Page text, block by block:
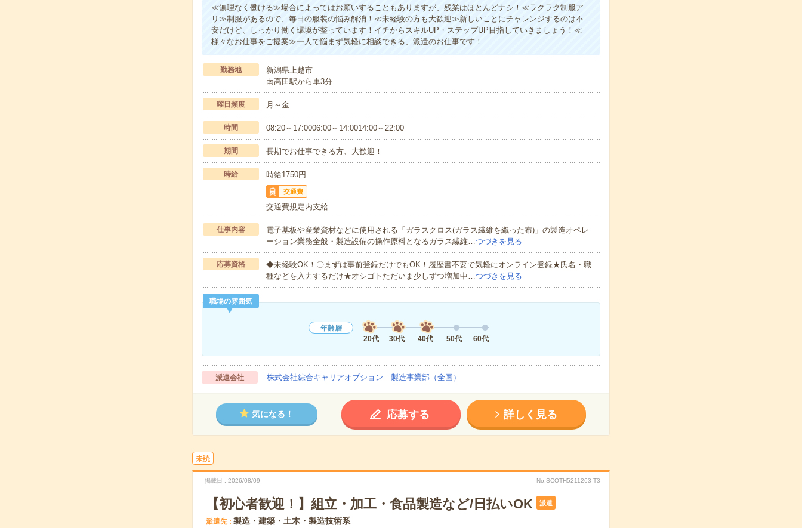
≪無理なく働ける≫場合によってはお願いすることもありますが、残業はほとんどナシ！≪ラクラク制服ア
リ≫制服があるので、毎日の服装の悩み解消！≪未経験の方も大歓迎≫新しいことにチャレンジするのは不
安だけど、しっかり働く環境が整っています！イチからスキルUP・ステップUP目指していきましょう！≪
様々なお仕事をご提案≫一人で悩まず気軽に相談できる、派遣のお仕事です！
勤務地
新潟県上越市
南高田駅から車3分
曜日頻度 月～金
時間 08:20～17:0006:00～14:0014:00～22:00
期間 長期でお仕事できる方、大歓迎！
時給 時給1750円
交通費
交通費規定内支給
仕事内容
電子基板や産業資材などに使用される「ガラスクロス(ガラス繊維を織った布)」の製造オペレ
ーション業務全般・製造設備の操作原料となるガラス繊維…つづきを見る
応募資格
◆未経験OK！〇まずは事前登録だけでもOK！履歴書不要で気軽にオンライン登録★氏名・職
種などを入力するだけ★オシゴトただいま少しずつ増加中…つづきを見る
職場の雰囲気
年齢層
20代
30代 40代 50代 60代
派遣会社 株式会社綜合キャリアオプション 製造事業部（全国）
気になる！ 応募する 詳しく見る
未読
掲載日 2026/08/09 No.SCOTH5211263-T3
【初心者歓迎！】組立・加工・食品製造など/日払いOK 派遣
派遣先 製造・建築・土木・製造技術系